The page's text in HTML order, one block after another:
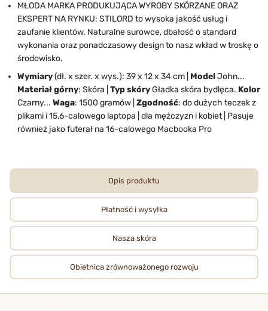
MŁODA MARKA PRODUKUJĄCA WYROBY SKÓRZANE ORAZ
EKSPERT NA RYNKU: STILORD to wysoka jakość usług i
zaufanie klientów. Naturalne surowce, dbałość o standard
wykonania oraz ponadczasowy design to nasz wkład w troskę o
środowisko.
Wymiary(dł. x szer. x wys.): 39 x 12 x 34 cm | ModelJohn...
Materiał górny: Skóra | Typ skóryGładka skóra bydlęca. Kolor
Czarny... Waga: 1500 gramów | Zgodność: do dużych teczek z
plikami i 15,6-calowego laptopa | dla mężczyzn i kobiet | Pasuje
również jako futerał na 16-calowego Macbooka Pro
Opis produktu
Płatność i wysyłka
Nasza skóra
Obietnica zrównoważonego rozwoju